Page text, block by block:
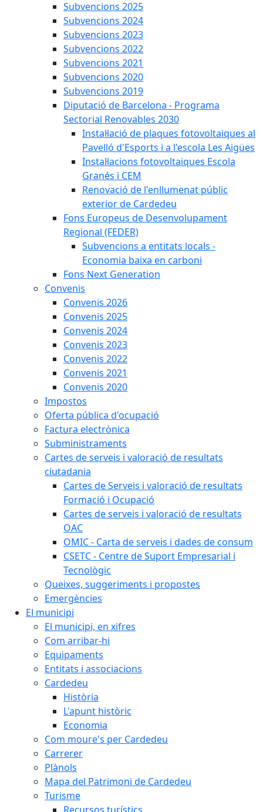
Subvencions 2025
Subvencions 2024
Subvencions 2023
Subvencions 2022
Subvencions 2021
Subvencions 2020
Subvencions 2019
Diputació de Barcelona - Programa
Sectorial Renovables 2030
Instal·lació de plaques fotovoltaiques al
Pavelló d'Esports i a l'escola Les Aigües
Instal·lacions fotovoltaiques Escola
Granés i CEM
Renovació de l'enllumenat públic
exterior de Cardedeu
Fons Europeus de Desenvolupament
Regional (FEDER)
Subvencions a entitats locals -
Economia baixa en carboni
Fons Next Generation
Convenis
Convenis 2026
Convenis 2025
Convenis 2024
Convenis 2023
Convenis 2022
Convenis 2021
Convenis 2020
Impostos
Oferta pública d'ocupació
Factura electrònica
Subministraments
Cartes de serveis i valoració de resultats
ciutadania
Cartes de Serveis i valoració de resultats
Formació i Ocupació
Cartes de serveis i valoració de resultats
OAC
OMIC - Carta de serveis i dades de consum
CSETC - Centre de Suport Empresarial i
Tecnològic
Queixes, suggeriments i propostes
Emergències
El municipi
El municipi, en xifres
Com arribar-hi
Equipaments
Entitats i associacions
Cardedeu
Història
L'apunt històric
Economia
Com moure's per Cardedeu
Carrerer
Plànols
Mapa del Patrimoni de Cardedeu
Turisme